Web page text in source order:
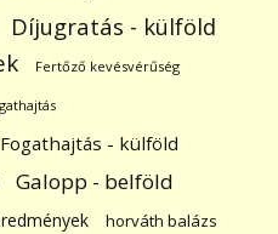
Díjugratás - külföld
Fertőző kevésvérűség
Fogathajtás - külföld
Galopp - belföld
horváth balázs